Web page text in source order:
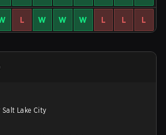
L W W W L L L
Salt Lake City